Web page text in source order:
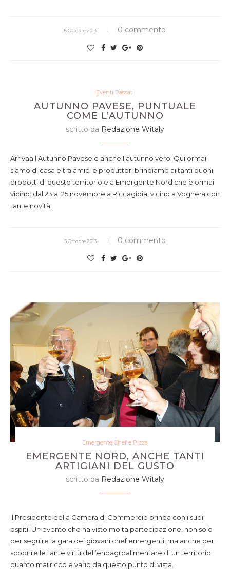
6 Ottobre 2013 0 commento
Eventi Passati
AUTUNNO PAVESE, PUNTUALE
COME L’AUTUNNO
scritto da Redazione Witaly
Arrivaa l’Autunno Pavese e anche l’autunno vero. Qui ormai
siamo di casa e tra amici e produttori brindiamo ai tanti buoni
prodotti di questo territorio e a Emergente Nord che è ormai
vicino: dal 23 al 25 novembre a Riccagioia, vicino a Voghera con
tante novità.
5 Ottobre 2013 0 commento
Emergente Chef e Pizza
EMERGENTE NORD, ANCHE TANTI
ARTIGIANI DEL GUSTO
scritto da Redazione Witaly
Il Presidente della Camera di Commercio brinda con i suoi
ospiti. Un evento che ha visto molta partecipazione, non solo
per seguire la gara dei giovani chef emergenti, ma anche per
scoprire le tante virtù dell’enoagroalimentare di un territorio
quanto mai ricco e vario da questo punto di vista.